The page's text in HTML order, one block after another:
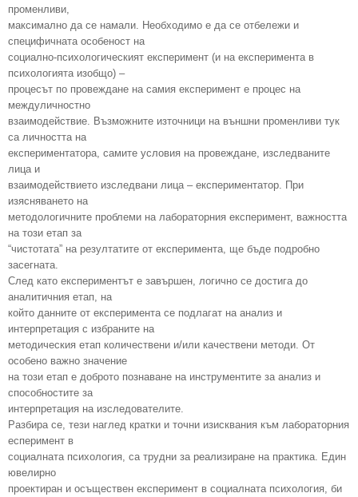
променливи,
максимално да се намали. Необходимо е да се отбележи и
специфичната особеност на
социално-психологическият експеримент (и на експеримента в
психологията изобщо) –
процесът по провеждане на самия експеримент е процес на
междуличностно
взаимодействие. Възможните източници на външни променливи тук
са личността на
експериментатора, самите условия на провеждане, изследваните
лица и
взаимодействието изследвани лица – експериментатор. При
изясняването на
методологичните проблеми на лабораторния експеримент, важността
на този етап за
“чистотата” на резултатите от експеримента, ще бъде подробно
засегната.
След като експериментът е завършен, логично се достига до
аналитичния етап, на
който данните от експеримента се подлагат на анализ и
интерпретация с избраните на
методическия етап количествени и/или качествени методи. От
особено важно значение
на този етап е доброто познаване на инструментите за анализ и
способностите за
интерпретация на изследователите.
Разбира се, тези наглед кратки и точни изисквания към лабораторния
есперимент в
социалната психология, са трудни за реализиране на практика. Един
ювелирно
проектиран и осъществен експеримент в социалната психология, би